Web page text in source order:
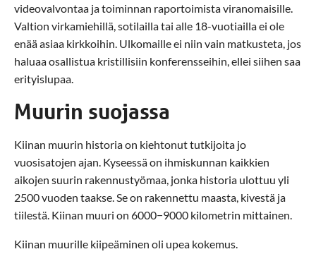
videovalvontaa ja toiminnan raportoimista viranomaisille.
Valtion virkamiehillä, sotilailla tai alle 18-vuotiailla ei ole
enää asiaa kirkkoihin. Ulkomaille ei niin vain matkusteta, jos
haluaa osallistua kristillisiin konferensseihin, ellei siihen saa
erityislupaa.
Muurin suojassa
Kiinan muurin historia on kiehtonut tutkijoita jo
vuosisatojen ajan. Kyseessä on ihmiskunnan kaikkien
aikojen suurin rakennustyömaa, jonka historia ulottuu yli
2500 vuoden taakse. Se on rakennettu maasta, kivestä ja
tiilestä. Kiinan muuri on 6000−9000 kilometrin mittainen.
Kiinan muurille kiipeäminen oli upea kokemus.